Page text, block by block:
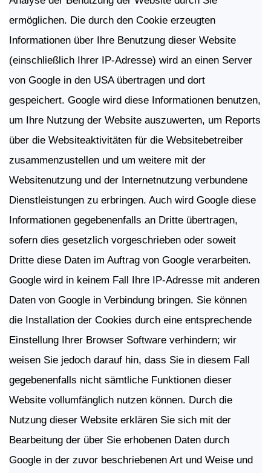
ermöglichen. Die durch den Cookie erzeugten
Informationen über Ihre Benutzung dieser Website
(einschließlich Ihrer IP-Adresse) wird an einen Server
von Google in den USA übertragen und dort
gespeichert. Google wird diese Informationen benutzen,
um Ihre Nutzung der Website auszuwerten, um Reports
über die Websiteaktivitäten für die Websitebetreiber
zusammenzustellen und um weitere mit der
Websitenutzung und der Internetnutzung verbundene
Dienstleistungen zu erbringen. Auch wird Google diese
Informationen gegebenenfalls an Dritte übertragen,
sofern dies gesetzlich vorgeschrieben oder soweit
Dritte diese Daten im Auftrag von Google verarbeiten.
Google wird in keinem Fall Ihre IP-Adresse mit anderen
Daten von Google in Verbindung bringen. Sie können
die Installation der Cookies durch eine entsprechende
Einstellung Ihrer Browser Software verhindern; wir
weisen Sie jedoch darauf hin, dass Sie in diesem Fall
gegebenenfalls nicht sämtliche Funktionen dieser
Website vollumfänglich nutzen können. Durch die
Nutzung dieser Website erklären Sie sich mit der
Bearbeitung der über Sie erhobenen Daten durch
Google in der zuvor beschriebenen Art und Weise und